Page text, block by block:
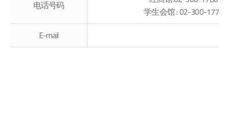
电话号码
学生会馆 : 02-300-1776
E-mail